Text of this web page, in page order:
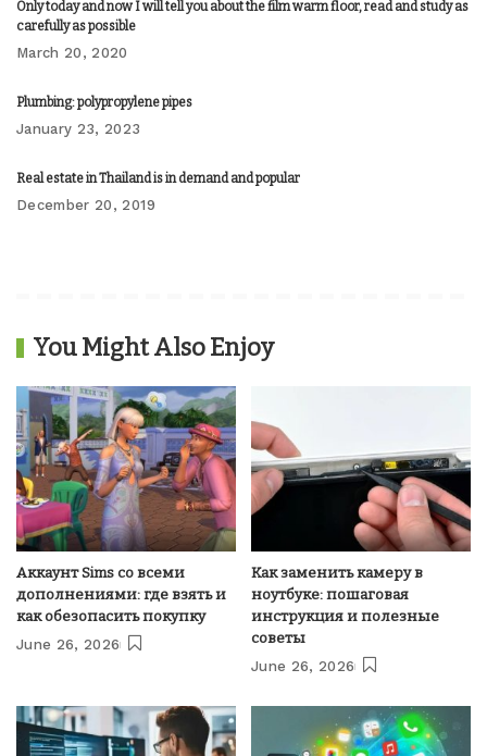
Only today and now I will tell you about the film warm floor, read and study as
carefully as possible
March 20, 2020
Plumbing: polypropylene pipes
January 23, 2023
Real estate in Thailand is in demand and popular
December 20, 2019
You Might Also Enjoy
Аккаунт Sims со всеми
дополнениями: где взять и
как обезопасить покупку
June 26, 2026
Как заменить камеру в
ноутбуке: пошаговая
инструкция и полезные
советы
June 26, 2026